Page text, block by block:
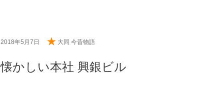
2018年5月7日 大同 今昔物語
懐かしい本社 興銀ビル